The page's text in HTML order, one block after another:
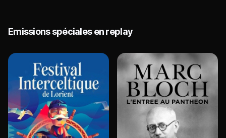
Emissions spéciales en replay